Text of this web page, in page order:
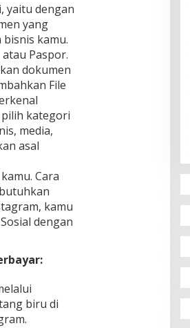
yaitu dengan
yang
kamu.
Paspor.
dokumen
File
kategori
media,
asal
Cara
kamu
dengan
biru di